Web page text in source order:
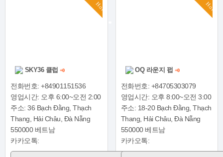
Hot
SKY36 클럽 +0
전화번호: +84901151536
영업시간: 오후 6:00~오전 2:00
주소: 36 Bạch Đằng, Thạch
Thang, Hải Châu, Đà Nẵng
550000 베트남
카카오톡:
Hot
OQ 라운지 펍 +0
전화번호: +84705303079
영업시간: 오후 8:00~오전 3:00
주소: 18-20 Bạch Đằng, Thạch
Thang, Hải Châu, Đà Nẵng
550000 베트남
카카오톡: